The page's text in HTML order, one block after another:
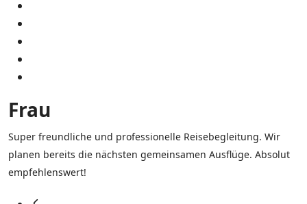
Frau
Super freundliche und professionelle Reisebegleitung. Wir
planen bereits die nächsten gemeinsamen Ausflüge. Absolut
empfehlenswert!